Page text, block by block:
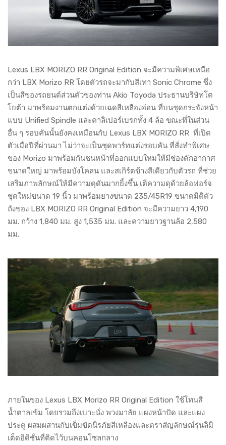
Lexus LBX MORIZO RR Original Edition จะมีความพิเศษเหนือ
กว่า LBX Morizo RR โดยตัวรถจะมากับสีเทา Sonic Chrome ซึ่ง
เป็นสีของรถยนต์ส่วนตัวของท่าน Akio Toyoda ประธานบริษัทโต
โยต้า มาพร้อมงานตกแต่งด้วยเฉดสีเหลืองอ่อน ที่บนชุดกระจังหน้า
แบบ Unified Spindle และคาลิเปอร์เบรกทั้ง 4 ล้อ ขณะที่ในส่วน
อื่น ๆ รอบคันนั้นยังคงเหมือนกับ Lexus LBX MORIZO RR ที่เปิด
ตัวเมื่อปีที่ผ่านมา ไม่ว่าจะเป็นชุดพาร์ทแต่งรอบคัน ที่สั่งทำพิเศษ
ของ Morizo มาพร้อมกันชนหน้าที่ออกแบบใหมให้มีช่องดักอากาศ
ขนาดใหญ่ มาพร้อมบังโคลน และสเกิร์ตข้างสีเดียวกับตัวรถ ที่ช่วย
เสริมภาพลักษณ์ให้มีความดุดันมากยิ้งขึ้น เติความดุด้วยล้อฟอร์จ
ชุดใหม่ขนาด 19 นิ้ว มาพร้อมยางขนาด 235/45R19 ขนาดมิติตัว
ถังของ LBX MORIZO RR Original Edition จะมีความยาว 4,190
มม. กว้าง 1,840 มม. สูง 1,535 มม. และความยาวฐานล้อ 2,580
มม.
ภายในของ Lexus LBX Morizo RR Original Edition ใช้โทนสี
น้ำตาลเข้ม โดยรวมถึงเบาะนั่ง พวงมาลัย แผงหน้าปัด และแผง
ประตู ผสมผสานกับเข็มขัดนิรภัยสีเหลืองและตราสัญลักษณ์รุ่นลิมิ
เต็ดอิดิชั่นที่ติดไว้บนคอนโซลกลาง